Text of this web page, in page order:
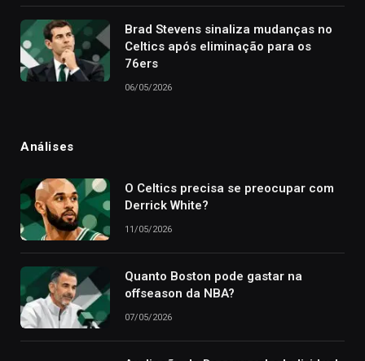
Brad Stevens sinaliza mudanças no
Celtics após eliminação para os
76ers
06/05/2026
Análises
O Celtics precisa se preocupar com
Derrick White?
11/05/2026
Quanto Boston pode gastar na
offseason da NBA?
07/05/2026